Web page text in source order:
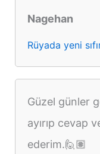
Nagehan
Rüyada yeni
Güzel günler
ayırıp cevap
ederim.🙋🏽